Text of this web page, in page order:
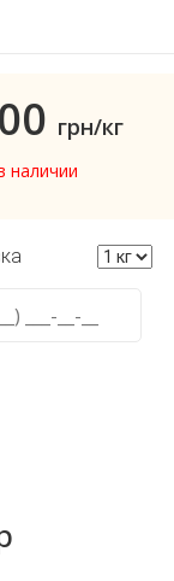
грн/кг
наличии